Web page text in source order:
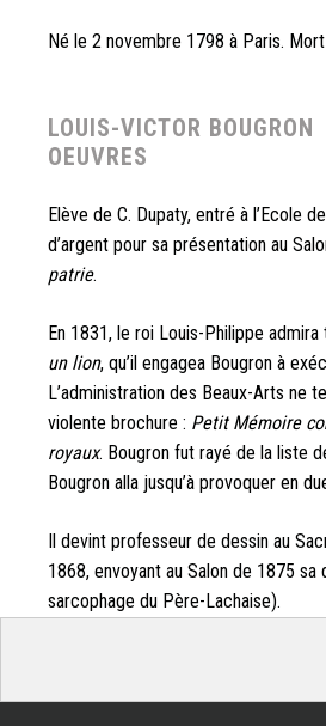
Né le 2 novembre 1798 à Paris.
LOUIS-VICTOR BOUGRON
OEUVRES
Elève de C. Dupaty, entré à l’Ecole
d’argent pour sa présentation au
patrie.
En 1831, le roi Louis-Philippe admira
un lion, qu’il engagea Bougron à
L’administration des Beaux-Arts ne
violente brochure : Petit Mémoire
royaux. Bougron fut rayé de la liste
Bougron alla jusqu’à provoquer en
Il devint professeur de dessin au
1868, envoyant au Salon de 1875 sa
sarcophage du Père-Lachaise).